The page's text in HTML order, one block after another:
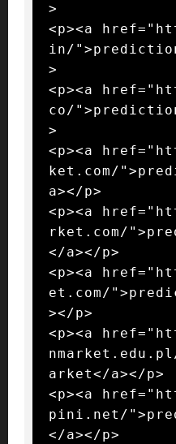
>
<p><a
in/
>
<p><a
co/
>
<p><a
ket.com/
a></p>
<p><a
rket.com/
</a></p>
<p><a
et.com/
></p>
<p><a
arket</a></p>
<p><a
pini.net/
</a></p>